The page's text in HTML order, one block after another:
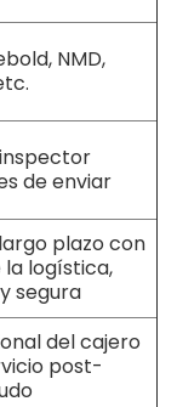
NMD,
de enviar
plazo con
logística,
segura
del cajero
post-